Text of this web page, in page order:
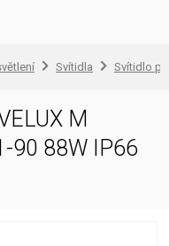
Svítidla Svítidlo
M
90 88W IP66